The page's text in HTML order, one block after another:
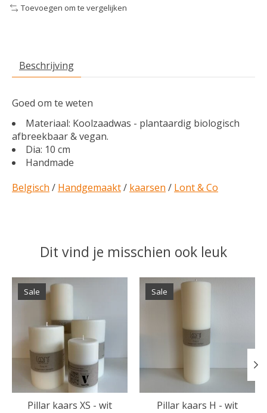
Toevoegen om te vergelijken
Beschrijving
Goed om te weten
Materiaal: Koolzaadwas - plantaardig biologisch
afbreekbaar & vegan.
Dia: 10 cm
Handmade
Belgisch / Handgemaakt/ kaarsen / Lont & Co
Dit vind je misschien ook leuk
Items van productcarrousel
Sale
Pillar kaars XS - wit
Sale
Pillar kaars H - wit